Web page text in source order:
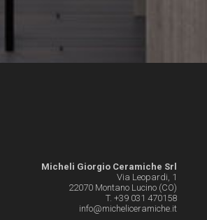
Micheli Giorgio Ceramiche Srl
Via Leopardi, 1
22070 Montano Lucino (CO)
T. +39 031 470158
info@micheliceramiche.it